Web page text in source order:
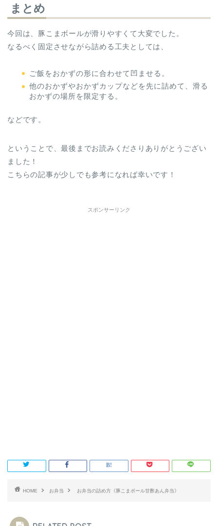
まとめ
今回は、豚こまボールが滑りやすくて大変でした。
なるべく固定させながら詰める工夫としては、
ご飯をおかずの形に合わせて凹ませる。
他のおかずやおかずカップなどを先に詰めて、滑る
おかずの場所を限定する。
などです。
ということで、最後までお読みくださりありがとうござい
ました！
こちらの記事が少しでも参考になれば幸いです！
スポンサーリンク
HOME お弁当 お弁当の詰め方《豚こまボール甘酢あん弁当》